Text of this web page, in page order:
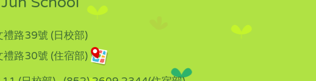
禮路39號 (日校部)
禮路30號 (住宿部)